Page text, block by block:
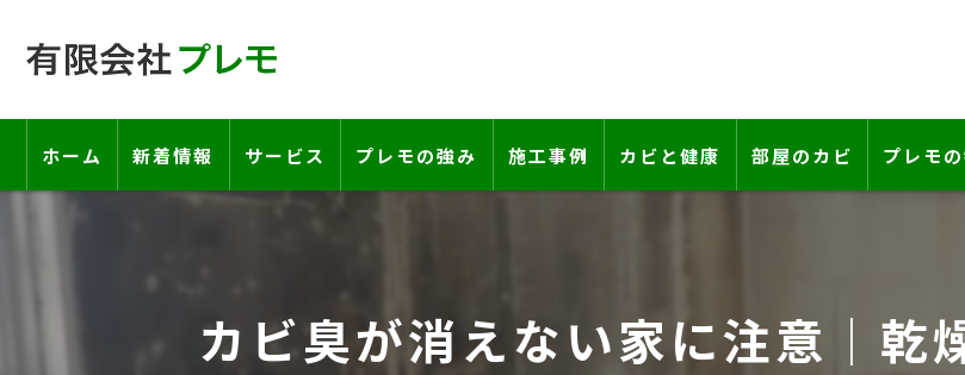
ホーム 新着情報 サービス プレモの強み 施工事例 カビと健康 部屋のカビ
壁紙カビ・壁紙下地のカビ
プレモ
漏水事
カビ臭が消えない家に注意｜乾